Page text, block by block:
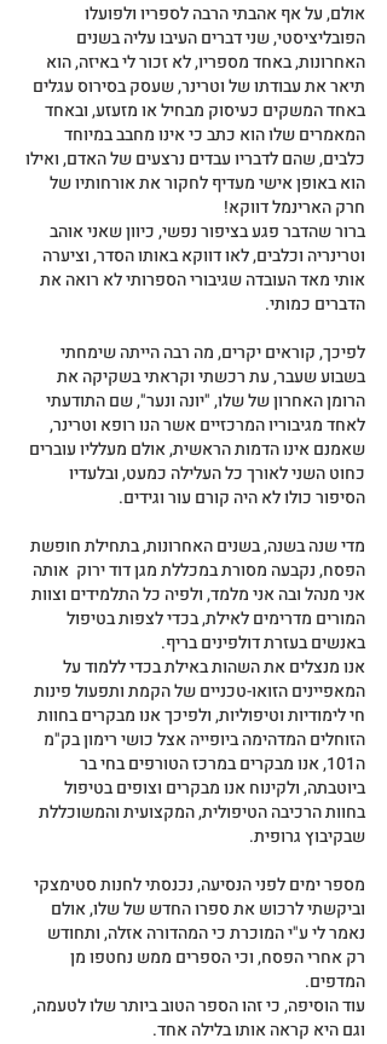
אולם, על אף אהבתי הרבה לספריו ולפועלו
הפובליציסטי, שני דברים העיבו עליה בשנים
האחרונות, באחד מספריו, לא זכור לי באיזה, הוא
תיאר את עבודתו של וטרינר, שעסק בסירוס עגלים
באחד המשקים כעיסוק מבחיל או מזעזע, ובאחד
המאמרים שלו הוא כתב כי אינו מחבב במיוחד
כלבים, שהם לדבריו עבדים נרצעים של האדם, ואילו
הוא באופן אישי מעדיף לחקור את אורחותיו של
חרק הארינמל דווקא!
ברור שהדבר פגע בציפור נפשי, כיוון שאני אוהב
וטרינריה וכלבים, לאו דווקא באותו הסדר, וציערה
אותי מאד העובדה שגיבורי הספרותי לא רואה את
הדברים כמותי.
לפיכך, קוראים יקרים, מה רבה הייתה שימחתי
בשבוע שעבר, עת רכשתי וקראתי בשקיקה את
הרומן האחרון של שלו, "יונה ונער", שם התודעתי
לאחד מגיבוריו המרכזיים אשר הנו רופא וטרינר,
שאמנם אינו הדמות הראשית, אולם מעלליו עוברים
כחוט השני לאורך כל העלילה כמעט, ובלעדיו
הסיפור כולו לא היה קורם עור וגידים.
מדי שנה בשנה, בשנים האחרונות, בתחילת חופשת
הפסח, נקבעה מסורת במכללת מגן דוד ירוק  אותה
אני מנהל ובה אני מלמד, ולפיה כל התלמידים וצוות
המורים מדרימים לאילת, בכדי לצפות בטיפול
באנשים בעזרת דולפינים בריף.
אנו מנצלים את השהות באילת בכדי ללמוד על
המאפיינים הזואו-טכניים של הקמת ותפעול פינות
חי לימודיות וטיפוליות, ולפיכך אנו מבקרים בחוות
הזוחלים המדהימה ביופייה אצל כושי רימון בק"מ
ה101, אנו מבקרים במרכז הטורפים בחי בר
ביוטבתה, ולקינוח אנו מבקרים וצופים בטיפול
בחוות הרכיבה הטיפולית, המקצועית והמשוכללת
שבקיבוץ גרופית.
מספר ימים לפני הנסיעה, נכנסתי לחנות סטימצקי
וביקשתי לרכוש את ספרו החדש של שלו, אולם
נאמר לי ע"י המוכרת כי המהדורה אזלה, ותחודש
רק אחרי הפסח, וכי הספרים ממש נחטפו מן
המדפים.
עוד הוסיפה, כי זהו הספר הטוב ביותר שלו לטעמה,
וגם היא קראה אותו בלילה אחד.